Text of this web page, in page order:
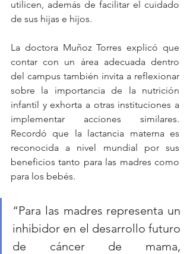
utilicen, además de facilitar el cuidado
de sus hijas e hijos.
La doctora Muñoz Torres explicó que
contar con un área adecuada dentro
del campus también invita a reflexionar
sobre la importancia de la nutrición
infantil y exhorta a otras instituciones a
implementar acciones similares.
Recordó que la lactancia materna es
reconocida a nivel mundial por sus
beneficios tanto para las madres como
para los bebés.
“Para las madres representa un
inhibidor en el desarrollo futuro
de cáncer de mama,